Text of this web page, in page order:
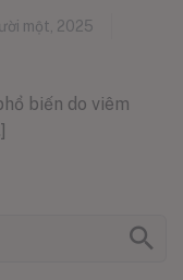
một, 2025
biến do viêm